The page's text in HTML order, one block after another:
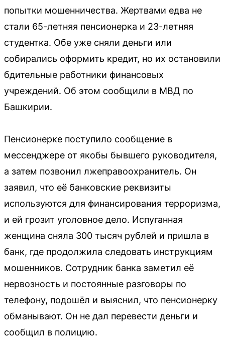
попытки мошенничества. Жертвами едва не
стали 65-летняя пенсионерка и 23-летняя
студентка. Обе уже сняли деньги или
собирались оформить кредит, но их остановили
бдительные работники финансовых
учреждений. Об этом сообщили в МВД по
Башкирии.
Пенсионерке поступило сообщение в
мессенджере от якобы бывшего руководителя,
а затем позвонил лжеправоохранитель. Он
заявил, что её банковские реквизиты
используются для финансирования терроризма,
и ей грозит уголовное дело. Испуганная
женщина сняла 300 тысяч рублей и пришла в
банк, где продолжила следовать инструкциям
мошенников. Сотрудник банка заметил её
нервозность и постоянные разговоры по
телефону, подошёл и выяснил, что пенсионерку
обманывают. Он не дал перевести деньги и
сообщил в полицию.